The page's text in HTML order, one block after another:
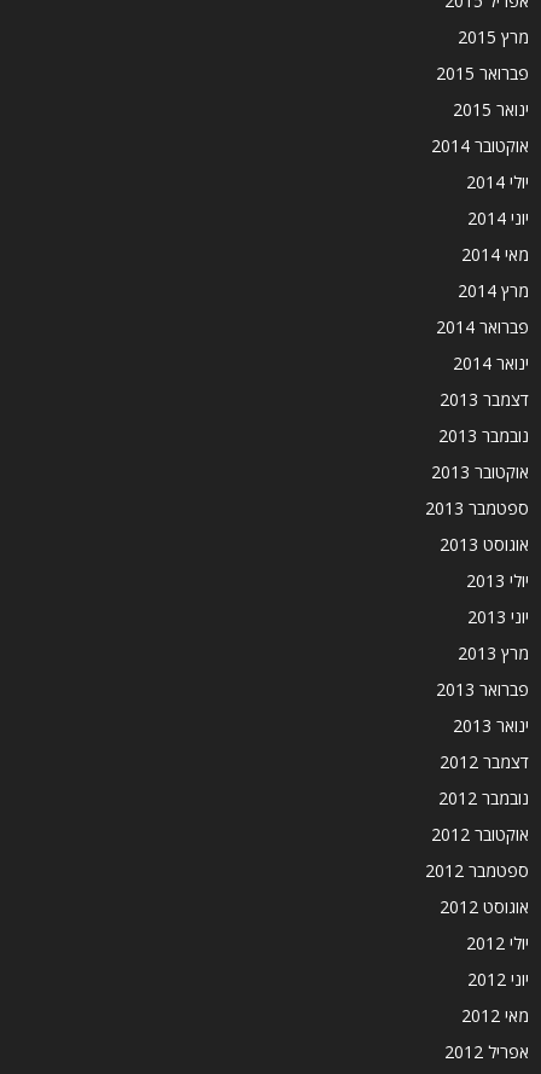
מרץ 2015
פברואר 2015
ינואר 2015
אוקטובר 2014
יולי 2014
יוני 2014
מאי 2014
מרץ 2014
פברואר 2014
ינואר 2014
דצמבר 2013
נובמבר 2013
אוקטובר 2013
ספטמבר 2013
אוגוסט 2013
יולי 2013
יוני 2013
מרץ 2013
פברואר 2013
ינואר 2013
דצמבר 2012
נובמבר 2012
אוקטובר 2012
ספטמבר 2012
אוגוסט 2012
יולי 2012
יוני 2012
מאי 2012
אפריל 2012